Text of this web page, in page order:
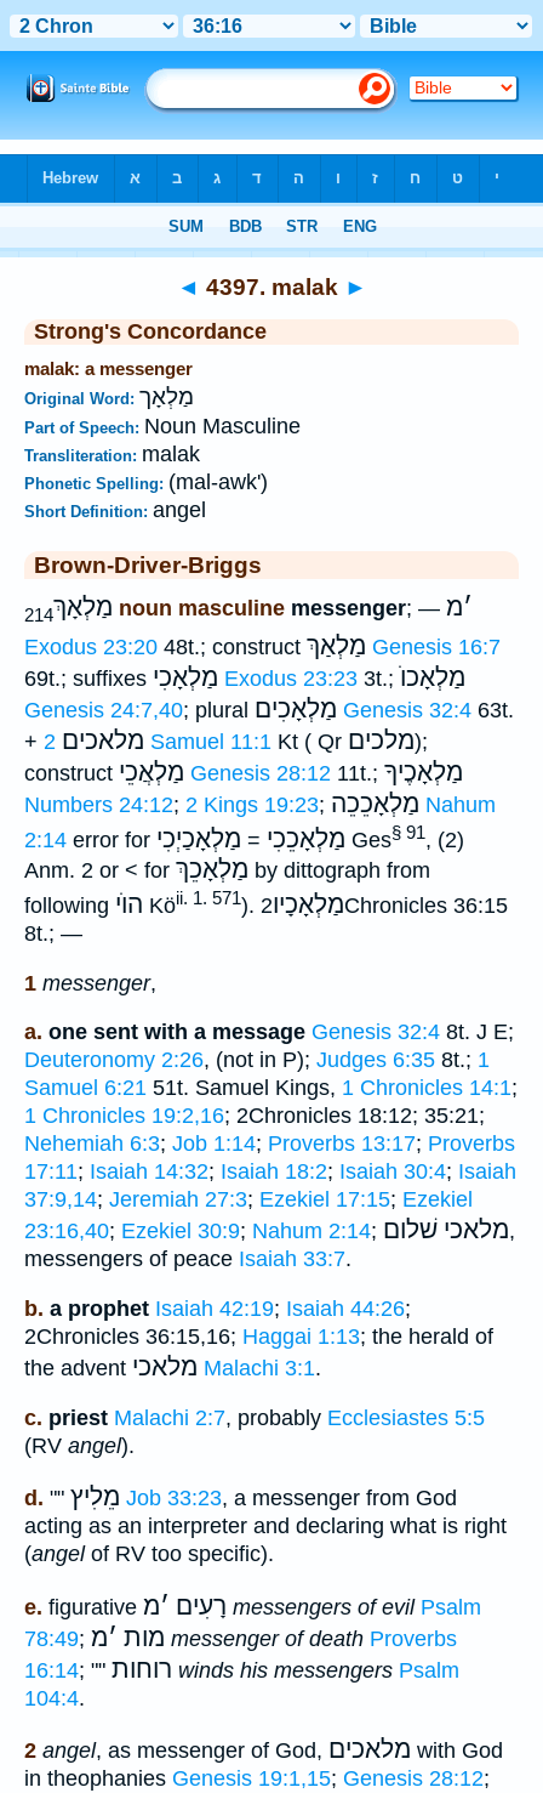
◄ 4397. malak ►
Strong's Concordance
malak: a messenger
Original Word: מַלְאָך
Part of Speech: Noun Masculine
Transliteration: malak
Phonetic Spelling: (mal-awk')
Short Definition: angel
Brown-Driver-Briggs
מַלְאָךְ214 noun masculine messenger; — ׳מ
Exodus 23:20 48t.; construct מַלְאַךְ Genesis 16:7
69t.; suffixes מַלְאָכִי Exodus 23:23 3t.; מַלְאָכוֺ
Genesis 24:7,40; plural מַלְאָכִים Genesis 32:4 63t.
+
מלאכים 2 Samuel 11:1 Kt ( Qr מלכים);
construct מַלְאֲכֵי Genesis 28:12 11t.; מַלְאָכֶיךָ
Numbers 24:12; 2 Kings 19:23; מַלְאָכֵכֵה Nahum
2:14 error for מַלְאָכֵכִי = מַלְאָכַיְכִי Ges§ 91, (2)
Anm. 2 or < for מַלְאָכֵךְ by dittograph from
following הוֺי Köii. 1. 571). מַלְאָכָיו2Chronicles 36:15
8t.; —
1 messenger,
a. one sent with a message Genesis 32:4 8t. J E;
Deuteronomy 2:26, (not in P); Judges 6:35 8t.; 1
Samuel 6:21 51t. Samuel Kings, 1 Chronicles 14:1;
1 Chronicles 19:2,16; 2Chronicles 18:12; 35:21;
Nehemiah 6:3; Job 1:14; Proverbs 13:17; Proverbs
17:11; Isaiah 14:32; Isaiah 18:2; Isaiah 30:4; Isaiah
37:9,14; Jeremiah 27:3; Ezekiel 17:15; Ezekiel
23:16,40; Ezekiel 30:9; Nahum 2:14; מלאכי שׁלום,
messengers of peace Isaiah 33:7.
b. a prophet Isaiah 42:19; Isaiah 44:26;
2Chronicles 36:15,16; Haggai 1:13; the herald of
the advent מלאכי Malachi 3:1.
c. priest Malachi 2:7, probably Ecclesiastes 5:5
(RV angel).
d. "" מֵלִיץ Job 33:23, a messenger from God
acting as an interpreter and declaring what is right
(angelof RV too specific).
e. figurative רָעִים ׳מ messengers of evil Psalm
78:49; מות ׳מ messenger of death Proverbs
16:14; "" רוחות winds his messengers Psalm
104:4.
2 angel, as messenger of God, מלאכים with God
in theophanies Genesis 19:1,15; Genesis 28:12;